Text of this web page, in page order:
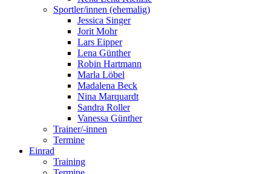
Sportler/innen (ehemalig)
Jessica Singer
Jorit Mohr
Lars Eipper
Lena Günther
Robin Hartmann
Marla Löbel
Madalena Beck
Nina Marquardt
Sandra Roller
Vanessa Günther
Trainer/-innen
Termine
Einrad
Training